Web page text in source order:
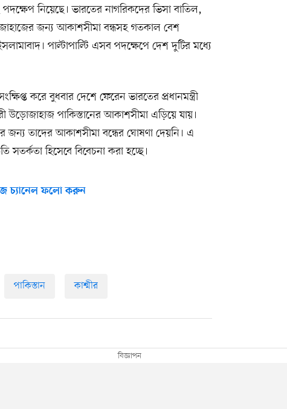
নিয়েছে। ভারতের নাগরিকদের ভিসা বাতিল,
জন্য আকাশসীমা বন্ধসহ গতকাল বেশ
পাল্টাপাল্টি এসব পদক্ষেপে দেশ দুটির মধ্যে
করে বুধবার দেশে ফেরেন ভারতের প্রধানমন্ত্রী
উড়োজাহাজ পাকিস্তানের আকাশসীমা এড়িয়ে যায়।
জন্য তাদের আকাশসীমা বন্ধের ঘোষণা দেয়নি। এ
সতর্কতা হিসেবে বিবেচনা করা হচ্ছে।
চ্যানেল ফলো করুন
পাকিস্তান কাশ্মীর